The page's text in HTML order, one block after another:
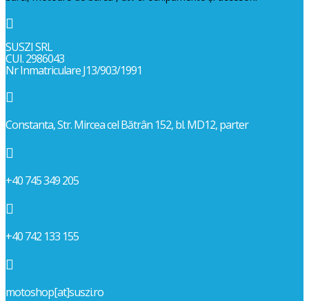

SUSZI SRL
CUI. 2986043
Nr Inmatriculare J13/903/1991

Constanta, Str. Mircea cel Bătrân 152, bl. MD12, parter

+40 745 349 205

+40 742 133 155

motoshop[at]suszi.ro